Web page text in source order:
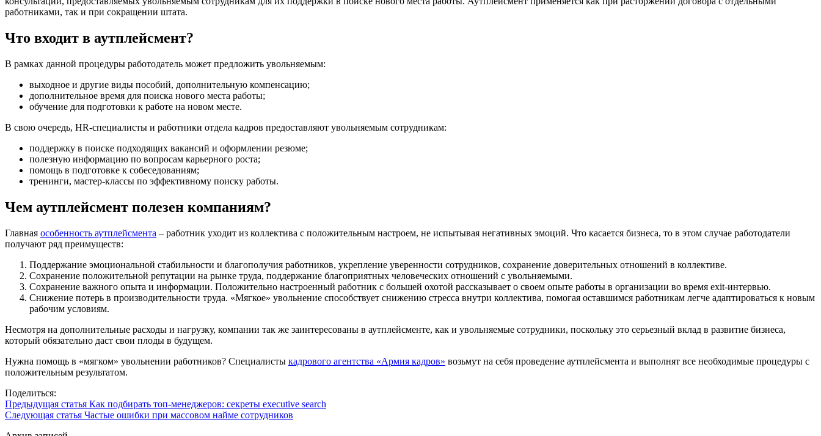
работниками, так и при сокращении штата.
Что входит в аутплейсмент?
В рамках данной процедуры работодатель может предложить увольняемым:
выходное и другие виды пособий, дополнительную компенсацию;
дополнительное время для поиска нового места работы;
обучение для подготовки к работе на новом месте.
В свою очередь, HR-специалисты и работники отдела кадров предоставляют увольняемым сотрудникам:
поддержку в поиске подходящих вакансий и оформлении резюме;
полезную информацию по вопросам карьерного роста;
помощь в подготовке к собеседованиям;
тренинги, мастер-классы по эффективному поиску работы.
Чем аутплейсмент полезен компаниям?
Главная особенность аутплейсмента – работник уходит из коллектива с положительным настроем, не испытывая негативных эмоций. Что касается бизнеса, то в этом случае работодатели
получают ряд преимуществ:
Поддержание эмоциональной стабильности и благополучия работников, укрепление уверенности сотрудников, сохранение доверительных отношений в коллективе.
Сохранение положительной репутации на рынке труда, поддержание благоприятных человеческих отношений с увольняемыми.
Сохранение важного опыта и информации. Положительно настроенный работник с большей охотой рассказывает о своем опыте работы в организации во время exit-интервью.
Снижение потерь в производительности труда. «Мягкое» увольнение способствует снижению стресса внутри коллектива, помогая оставшимся работникам легче адаптироваться к новым
рабочим условиям.
Несмотря на дополнительные расходы и нагрузку, компании так же заинтересованы в аутплейсменте, как и увольняемые сотрудники, поскольку это серьезный вклад в развитие бизнеса,
который обязательно даст свои плоды в будущем.
Нужна помощь в «мягком» увольнении работников? Специалисты кадрового агентства «Армия кадров» возьмут на себя проведение аутплейсмента и выполнят все необходимые процедуры с
положительным результатом.
Поделиться:
Предыдущая статья Как подбирать топ-менеджеров: секреты executive search
Следующая статья Частые ошибки при массовом найме сотрудников